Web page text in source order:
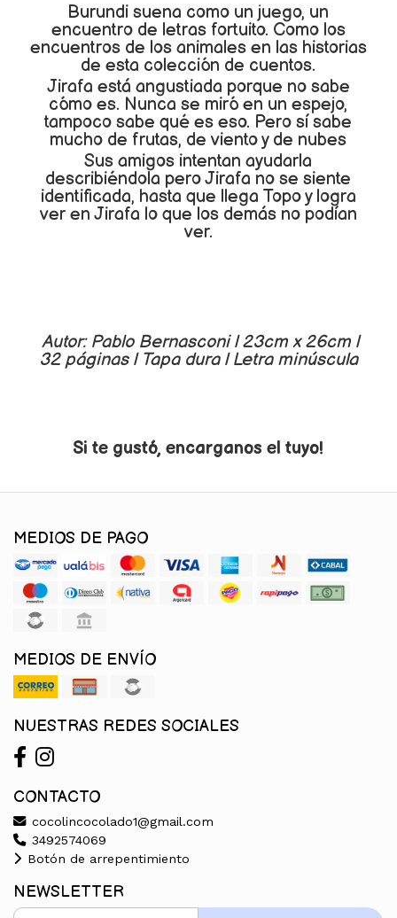
Burundi suena como un juego, un
encuentro de letras fortuito. Como los
encuentros de los animales en las historias
de esta colección de cuentos.
Jirafa está angustiada porque no sabe
cómo es. Nunca se miró en un espejo,
tampoco sabe qué es eso. Pero sí sabe
mucho de frutas, de viento y de nubes
Sus amigos intentan ayudarla
describiéndola pero Jirafa no se siente
identificada, hasta que llega Topo y logra
ver en Jirafa lo que los demás no podían
ver.
Autor: Pablo Bernasconi | 23cm x 26cm |
32 páginas | Tapa dura | Letra minúscula
Si te gustó, encarganos el tuyo!
MEDIOS DE PAGO
MEDIOS DE ENVÍO
NUESTRAS REDES SOCIALES
CONTACTO
cocolincocolado1@gmail.com
3492574069
Botón de arrepentimiento
NEWSLETTER